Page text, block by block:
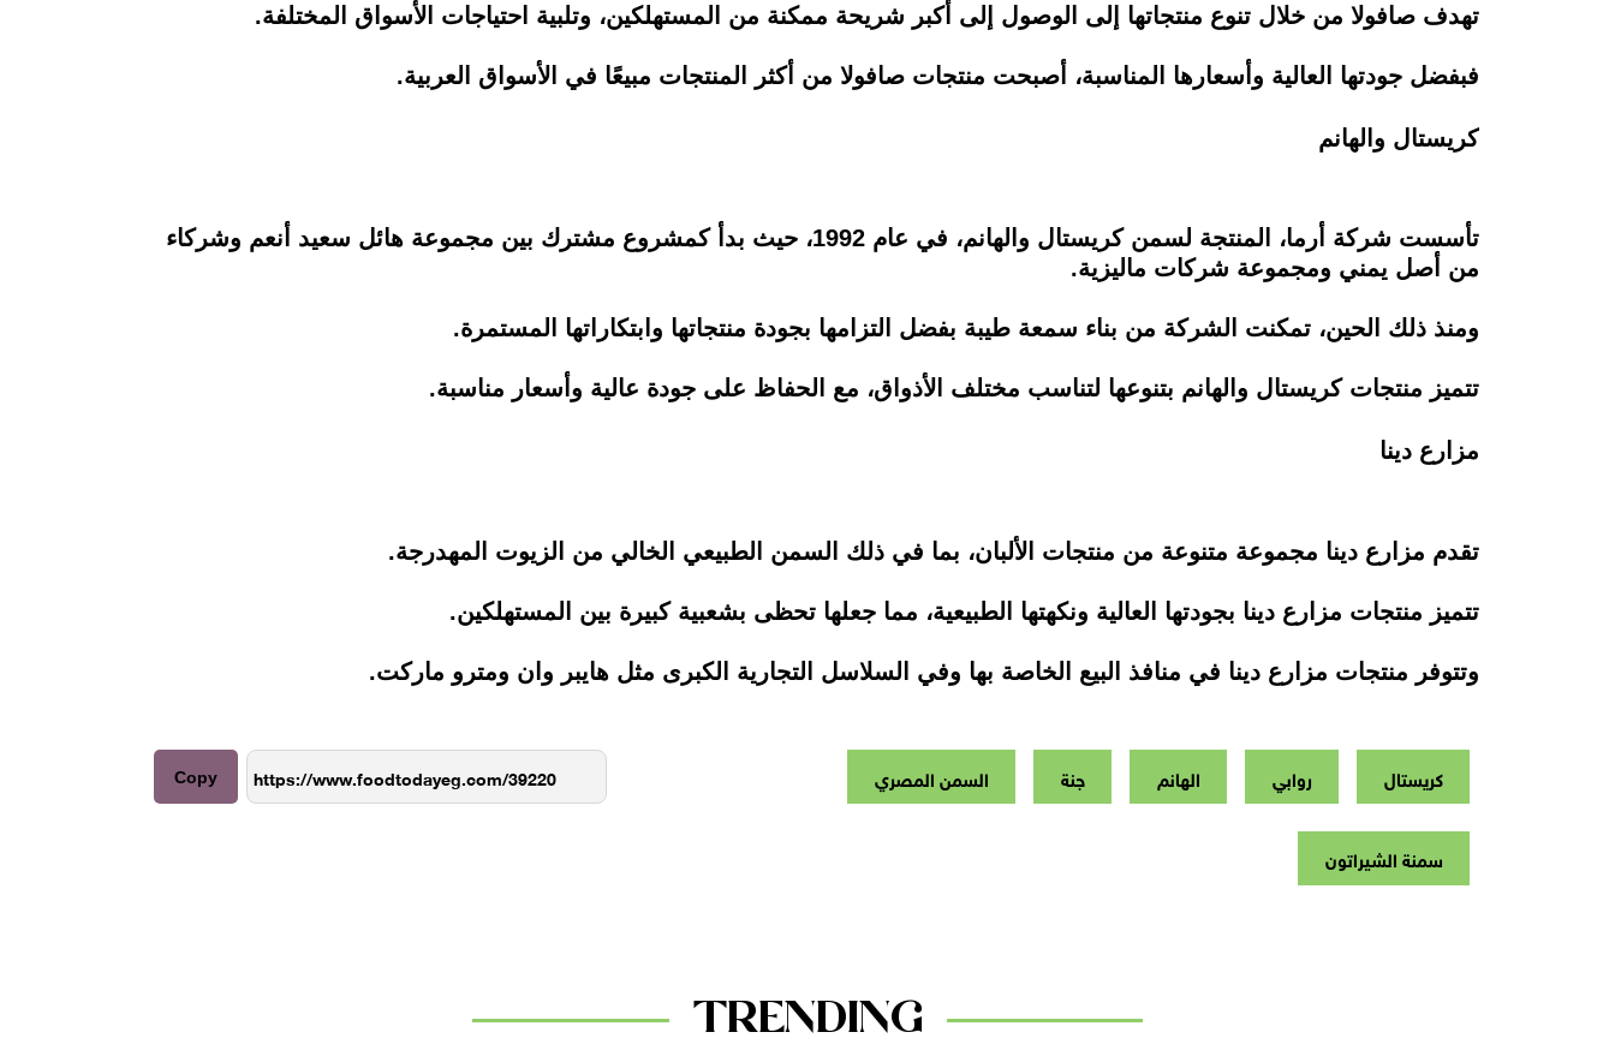
تهدف صافولا من خلال تنوع منتجاتها إلى الوصول إلى أكبر شريحة ممكنة من المستهلكين، وتلبية احتياجات الأسواق المختلفة.
فبفضل جودتها العالية وأسعارها المناسبة، أصبحت منتجات صافولا من أكثر المنتجات مبيعًا في الأسواق العربية.
كريستال والهانم
تأسست شركة أرما، المنتجة لسمن كريستال والهانم، في عام 1992، حيث بدأ كمشروع مشترك بين مجموعة هائل سعيد أنعم وشركاء
من أصل يمني ومجموعة شركات ماليزية.
ومنذ ذلك الحين، تمكنت الشركة من بناء سمعة طيبة بفضل التزامها بجودة منتجاتها وابتكاراتها المستمرة.
تتميز منتجات كريستال والهانم بتنوعها لتناسب مختلف الأذواق، مع الحفاظ على جودة عالية وأسعار مناسبة.
مزارع دينا
تقدم مزارع دينا مجموعة متنوعة من منتجات الألبان، بما في ذلك السمن الطبيعي الخالي من الزيوت المهدرجة.
تتميز منتجات مزارع دينا بجودتها العالية ونكهتها الطبيعية، مما جعلها تحظى بشعبية كبيرة بين المستهلكين.
وتتوفر منتجات مزارع دينا في منافذ البيع الخاصة بها وفي السلاسل التجارية الكبرى مثل هايبر وان ومترو ماركت.
كريستال روابي الهانم جنة السمن المصري
سمنة الشيراتون
Copy
TRENDING